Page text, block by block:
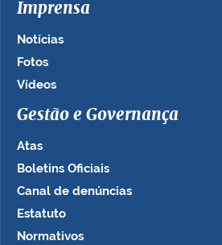
Imprensa
Notícias
Fotos
Vídeos
Gestão e Governança
Atas
Boletins Oficiais
Canal de denúncias
Estatuto
Normativos